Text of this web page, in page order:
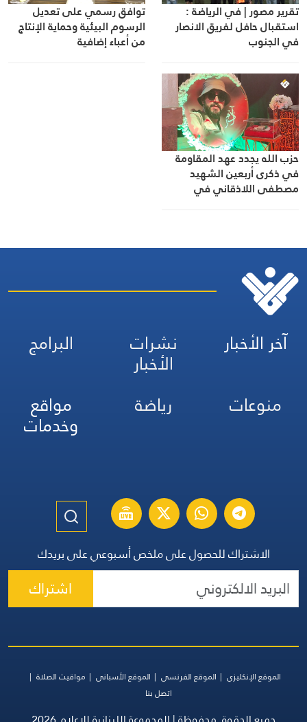
تقرير مصور | في الرياضة :
استقبال حافل لفريق الانصار
في الجنوب
توافق رسمي على تعديل
الرسوم البيئية وحماية الإنتاج
من أعباء إضافية
حزب الله يجدد عهد المقاومة
في ذكرى أربعين الشهيد
مصطفى اللاذقاني في
آخر الأخبار نشرات
الأخبار
البرامج
منوعات
رياضة مواقع
وخدمات
الاشتراك للحصول على ملخص أسبوعي على بريدك
اشتراك
الموقع الإنكليزي الموقع الفرنسي الموقع الأسباني
مواقيت الصلاة
اتصل بنا